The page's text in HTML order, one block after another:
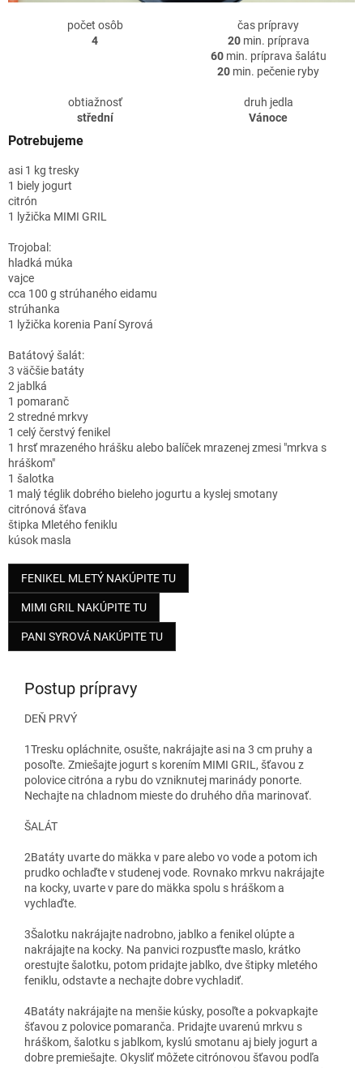
počet osôb
4
čas prípravy
20min. príprava
60min. príprava šalátu
20 min. pečenie ryby
obtiažnosť
střední
druh jedla
Vánoce
Potrebujeme
asi 1 kg tresky
1 biely jogurt
citrón
1 lyžička MIMI GRIL
Trojobal:
hladká múka
vajce
cca 100 g strúhaného eidamu
strúhanka
1 lyžička korenia Paní Syrová
Batátový šalát:
3 väčšie batáty
2 jablká
1 pomaranč
2 stredné mrkvy
1 celý čerstvý fenikel
1 hrsť mrazeného hrášku alebo balíček mrazenej zmesi "mrkva s
hráškom"
1 šalotka
1 malý téglik dobrého bieleho jogurtu a kyslej smotany
citrónová šťava
štipka Mletého feniklu
kúsok masla
FENIKEL MLETÝ NAKÚPITE TU
MIMI GRIL NAKÚPITE TU
PANI SYROVÁ NAKÚPITE TU
Postup prípravy
DEŇ PRVÝ
1Tresku opláchnite, osušte, nakrájajte asi na 3 cm pruhy a
posoľte. Zmiešajte jogurt s korením MIMI GRIL, šťavou z
polovice citróna a rybu do vzniknutej marinády ponorte.
Nechajte na chladnom mieste do druhého dňa marinovať.
ŠALÁT
2Batáty uvarte do mäkka v pare alebo vo vode a potom ich
prudko ochlaďte v studenej vode. Rovnako mrkvu nakrájajte
na kocky, uvarte v pare do mäkka spolu s hráškom a
vychlaďte.
3Šalotku nakrájajte nadrobno, jablko a fenikel olúpte a
nakrájajte na kocky. Na panvici rozpusťte maslo, krátko
orestujte šalotku, potom pridajte jablko, dve štipky mletého
feniklu, odstavte a nechajte dobre vychladiť.
4Batáty nakrájajte na menšie kúsky, posoľte a pokvapkajte
šťavou z polovice pomaranča. Pridajte uvarenú mrkvu s
hráškom, šalotku s jablkom, kyslú smotanu aj biely jogurt a
dobre premiešajte. Okysliť môžete citrónovou šťavou podľa